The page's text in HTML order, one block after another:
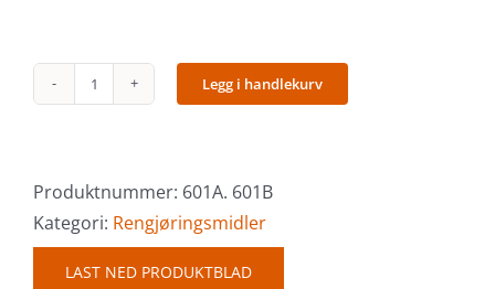
Power
Legg i handlekurv
Produktnummer: 601A. 601B
Kategori: Rengjøringsmidler
LAST NED PRODUKTBLAD